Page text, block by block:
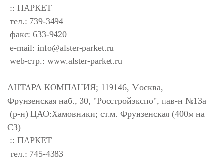
:: ПАРКЕТ
тел.: 739-3494
факс: 633-9420
e-mail: info@alster-parket.ru
web-стр.: www.alster-parket.ru
АНТАРА КОМПАНИЯ; 119146, Москва,
Фрунзенская наб., 30, "Росстройэкспо", пав-н №13a
(р-н) ЦАО:Хамовники; ст.м. Фрунзенская (400м на
СЗ)
:: ПАРКЕТ
тел.: 745-4383